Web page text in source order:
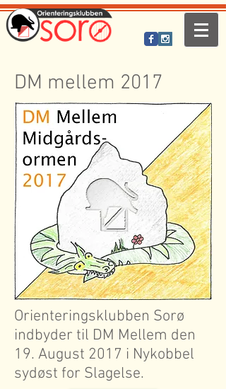
DM mellem 2017
Orienteringsklubben Sorø
indbyder til DM Mellem den
19. August 2017 i Nykobbel
sydøst for Slagelse.